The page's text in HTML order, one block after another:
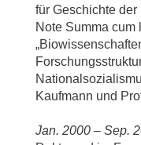
für Geschichte
Note Summa cum
Kaufmann und
Jan. 2000 – Sep.